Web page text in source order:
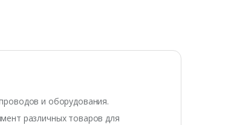
и оборудования.
различных товаров для